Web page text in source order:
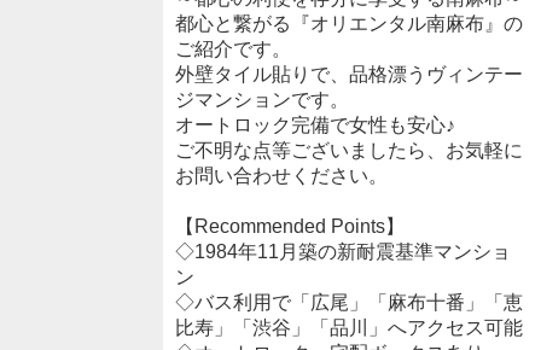
都心と繋がる『オリエンタル南麻布』の
ご紹介です。
外壁タイル貼りで、品格漂うヴィンテー
ジマンションです。
オートロック完備で女性も安心♪
ご不明な点等ございましたら、お気軽に
お問い合わせください。
【Recommended Points】
◇1984年11月築の新耐震基準マンショ
ン
◇バス利用で「広尾」「麻布十番」「恵
比寿」「渋谷」「品川」へアクセス可能